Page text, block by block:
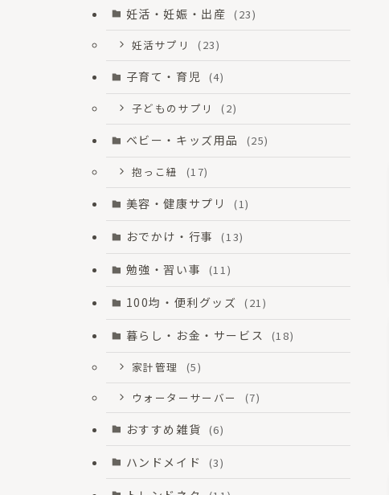
妊活・妊娠・出産 (23)
妊活サプリ (23)
子育て・育児 (4)
子どものサプリ (2)
ベビー・キッズ用品 (25)
抱っこ紐 (17)
美容・健康サプリ (1)
おでかけ・行事 (13)
勉強・習い事 (11)
100均・便利グッズ (21)
暮らし・お金・サービス (18)
家計管理
(5)
ウォーターサーバー
(7)
おすすめ雑貨 (6)
ハンドメイド (3)